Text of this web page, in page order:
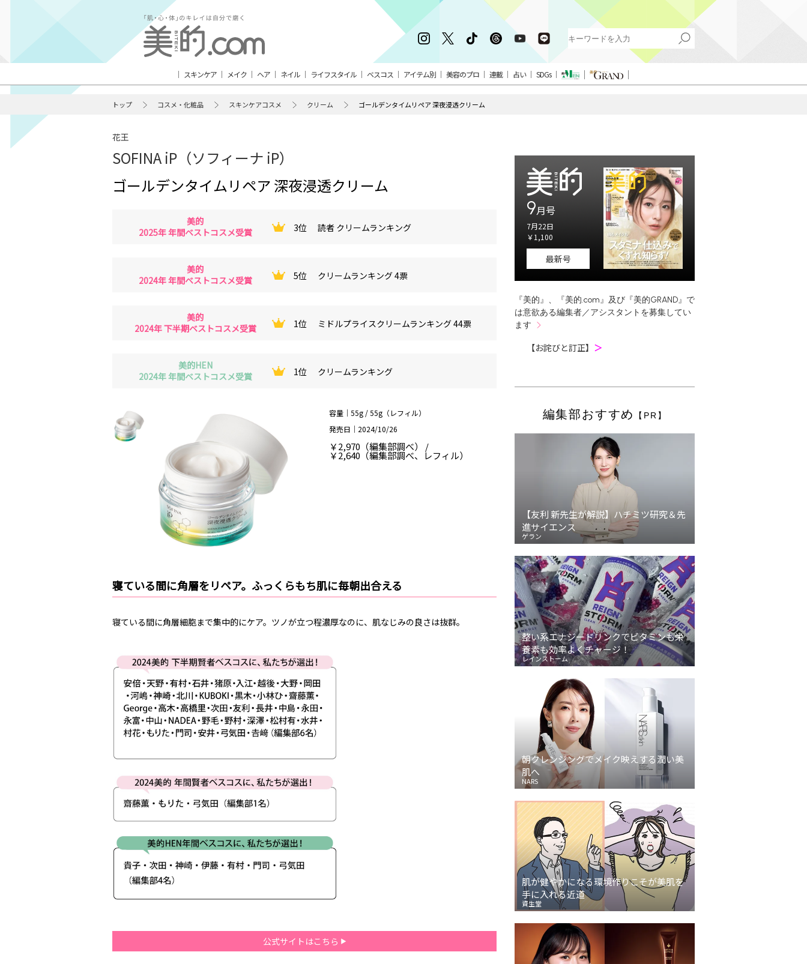
スキンケア メイク ヘア ネイル ライフスタイル ベスコス アイテム別 美容のプロ 連載 占い SDGs
トップ コスメ・化粧品 スキンケアコスメ クリーム ゴールデンタイムリペア 深夜浸透クリーム
花王
SOFINA iP（ソフィーナ iP）
ゴールデンタイムリペア 深夜浸透クリーム
美的
2025年 年間ベストコスメ受賞
3位 読者 クリームランキング
美的
2024年 年間ベストコスメ受賞
5位 クリームランキング 4票
美的
2024年 下半期ベストコスメ受賞
1位 ミドルプライスクリームランキング 44票
美的HEN
2024年 年間ベストコスメ受賞
1位 クリームランキング
容量｜55g / 55g（レフィル）
発売日｜2024/10/26
￥2,970（編集部調べ） /
￥2,640（編集部調べ、レフィル）
寝ている間に角層をリペア。ふっくらもち肌に毎朝出合える
寝ている間に角層細胞まで集中的にケア。ツノが立つ程濃厚なのに、肌なじみの良さは抜群。
公式サイトはこちら
9月号
7月22日
￥1,100
最新号
『美的』、『美的.com』及び『美的GRAND』で
は意欲ある編集者／アシスタントを募集してい
ます
【お詫びと訂正】 ＞
編集部おすすめ 【PR】
【友利 新先生が解説】ハチミツ研究＆先
進サイエンス
ゲラン
整い系エナジードリンクでビタミンも栄
養素も効率よくチャージ！
レインストーム
朝クレンジングでメイク映えする潤い美
肌へ
NARS
肌が健やかになる環境作りこそが美肌を
手に入れる近道
資生堂